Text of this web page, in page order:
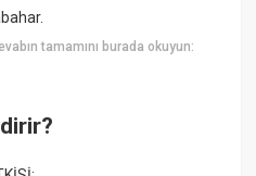
tamamını burada okuyun: